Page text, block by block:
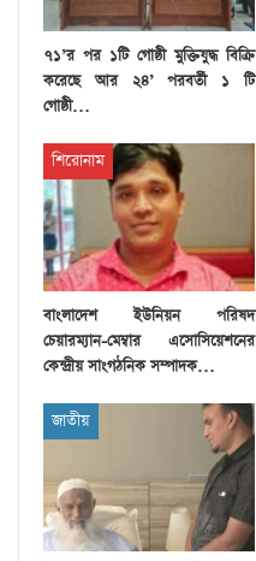
৭১’র পর ১টি গোষ্ঠী মুক্তিযুদ্ধ বিক্রি
করেছে আর ২৪’ পরবর্তী ১ টি
গোষ্ঠী…
শিরোনাম
বাংলাদেশ ইউনিয়ন পরিষদ
চেয়ারম্যান-মেম্বার এসোসিয়েশনের
কেন্দ্রীয় সাংগঠনিক সম্পাদক…
জাতীয়